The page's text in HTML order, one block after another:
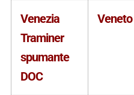
Venezia
Traminer
spumante
DOC
Veneto